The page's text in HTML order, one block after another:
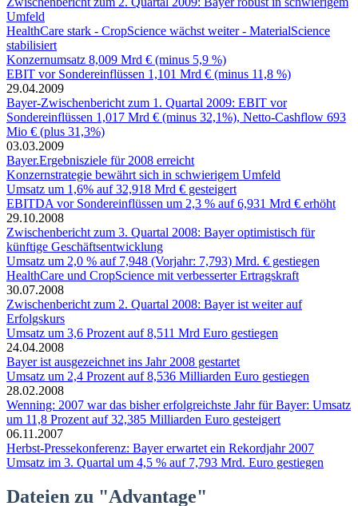
Umfeld
HealthCare stark - CropScience wächst weiter - MaterialScience
stabilisiert
Konzernumsatz 8,009 Mrd € (minus 5,9 %)
EBIT vor Sondereinflüssen 1,101 Mrd € (minus 11,8 %)
29.04.2009
Bayer-Zwischenbericht zum 1. Quartal 2009: EBIT vor
Sondereinflüssen 1,017 Mrd € (minus 32,1%), Netto-Cashflow 693
Mio € (plus 31,3%)
03.03.2009
Bayer.Ergebnisziele für 2008 erreicht
Konzernstrategie bewährt sich in schwierigem Umfeld
Umsatz um 1,6% auf 32,918 Mrd € gesteigert
EBITDA vor Sondereinflüssen um 2,3 % auf 6,931 Mrd € erhöht
29.10.2008
Zwischenbericht zum 3. Quartal 2008: Bayer optimistisch für
künftige Geschäftsentwicklung
Umsatz um 2,0 % auf 7,948 (Vorjahr: 7,793) Mrd. € gestiegen
HealthCare und CropScience mit verbesserter Ertragskraft
30.07.2008
Zwischenbericht zum 2. Quartal 2008: Bayer ist weiter auf
Erfolgskurs
Umsatz um 3,6 Prozent auf 8,511 Mrd Euro gestiegen
24.04.2008
Bayer ist ausgezeichnet ins Jahr 2008 gestartet
Umsatz um 2,4 Prozent auf 8,536 Milliarden Euro gestiegen
28.02.2008
Wenning: 2007 war das bisher erfolgreichste Jahr für Bayer: Umsatz
um 11,8 Prozent auf 32,385 Milliarden Euro gesteigert
06.11.2007
Herbst-Pressekonferenz: Bayer erwartet ein Rekordjahr 2007
Umsatz im 3. Quartal um 4,5 % auf 7,793 Mrd. Euro gestiegen
Dateien zu "Advantage"